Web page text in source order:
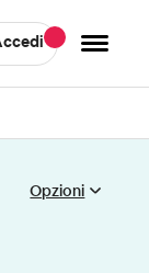
Opzioni